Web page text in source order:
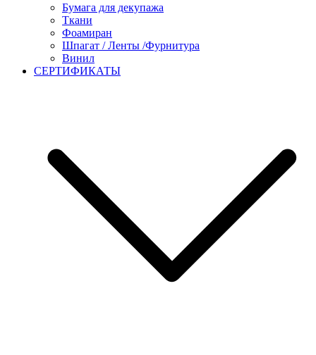
Бумага для декупажа
Ткани
Фоамиран
Шпагат / Ленты /Фурнитура
Винил
СЕРТИФИКАТЫ